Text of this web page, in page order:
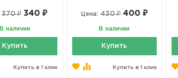
370 ₽ 340 ₽
В наличии
Купить
Купить в 1 клик
Цена: 430 ₽ 400 ₽
В наличии
Купить
Купить в 1 клик